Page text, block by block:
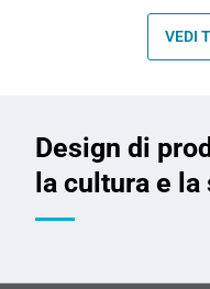
VEDI
Design di
la cultura e la